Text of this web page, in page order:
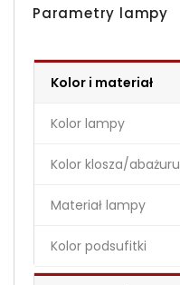
Parametry lampy
Kolor i materiał
Kolor lampy
Kolor klosza/abażuru
Materiał lampy
Kolor podsufitki